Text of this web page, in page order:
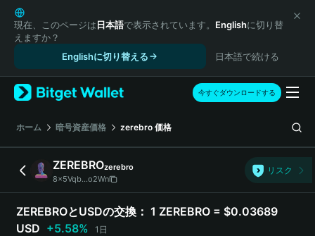
English
日本語
Tiếng Việt
Español (Latinoamérica)
Türkçe
Français
Deutsch
简体中文
繁體中文
Português (Portugal)
Bahasa Indonesia
ภาษาไทย
現在、このページは日本語で表示されています。 Englishに切り替
えますか？
Englishに切り替える
日本語で続ける
今すぐダウンロードする
ホーム 暗号資産価格 zerebro 価格
ZEREBROzerebro
8x5Vqb...o2Wn
リスク
ZEREBROとUSDの交換： 1 ZEREBRO = $0.03689
USD +5.58% 1日